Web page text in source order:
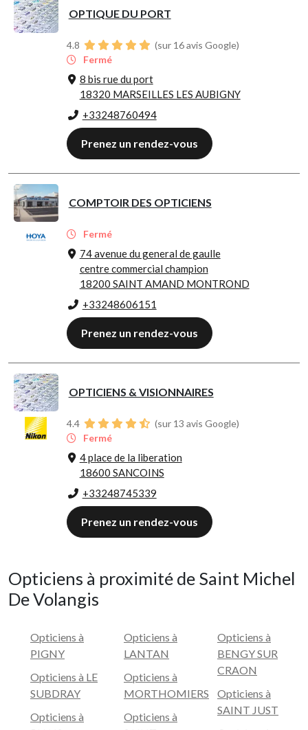
OPTIQUE DU PORT
4.8
(sur 16 avis Google)
Fermé
8 bis rue du port
18320 MARSEILLES LES AUBIGNY
+33248760494
Prenez un rendez-vous
COMPTOIR DES OPTICIENS
Fermé
74 avenue du general de gaulle
centre commercial champion
18200 SAINT AMAND MONTROND
+33248606151
Prenez un rendez-vous
OPTICIENS & VISIONNAIRES
4.4
(sur 13 avis Google)
Fermé
4 place de la liberation
18600 SANCOINS
+33248745339
Prenez un rendez-vous
Opticiens à proximité de Saint Michel
De Volangis
Opticiens à
PIGNY
Opticiens à LE
SUBDRAY
Opticiens à
Opticiens à
LANTAN
Opticiens à
MORTHOMIERS
Opticiens à
Opticiens à
BENGY SUR
CRAON
Opticiens à
SAINT JUST